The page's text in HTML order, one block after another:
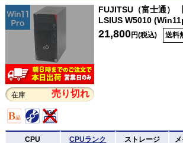
在庫 売り切れ
FUJITSU（富士通）
LSIUS W5010
21,800円(税込) 送料
CPU CPUランク ストレージ